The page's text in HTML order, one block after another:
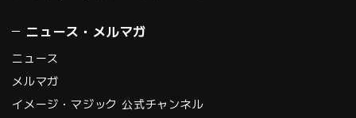
ニュース・メルマガ
ニュース
メルマガ
イメージ・マジック 公式チャンネル